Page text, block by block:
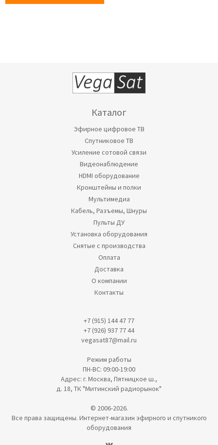
Каталог
Эфирное цифровое ТВ
Спутниковое ТВ
Усиление сотовой связи
Видеонаблюдение
HDMI оборудование
Кронштейны и полки
Мультимедиа
Кабель, Разъемы, Шнуры
Пульты ДУ
Установка оборудования
Снятые с производства
Оплата
Доставка
О компании
Контакты
+7 (915) 144 47 77
+7 (926) 937 77 44
vegasat87@mail.ru
Режим работы
ПН-ВС: 09:00-19:00
Адрес: г. Москва, Пятницкое ш.,
д. 18, ТК "Митинский радиорынок"
© 2006-2026.
Все права защищены. Интернет-магазин эфирного и спутникого
оборудования